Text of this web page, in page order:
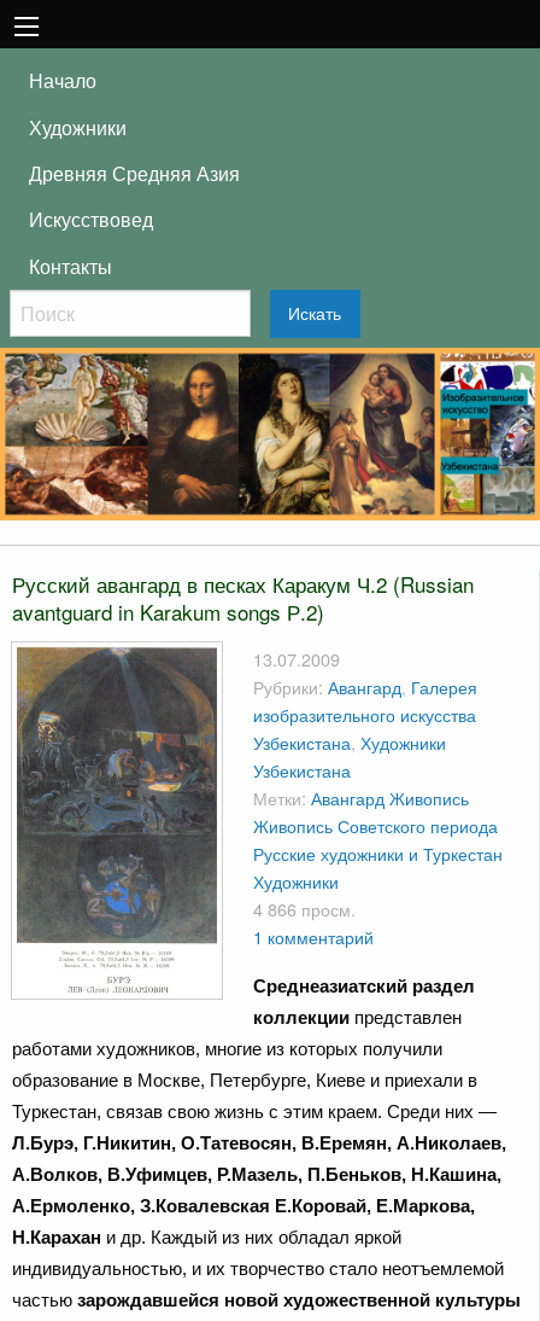
Начало
Художники
Древняя Средняя Азия
Искусствовед
Контакты
Искать
Русский авангард в песках Каракум Ч.2 (Russian
avantguard in Karakum songs Р.2)
13.07.2009
Рубрики: Авангард, Галерея
изобразительного искусства
Узбекистана, Художники
Узбекистана
Метки: Авангард Живопись
Живопись Советского периода
Русские художники и Туркестан
Художники
4 866 просм.
1 комментарий
Среднеазиатский раздел
коллекциипредставлен
работами художников, многие из которых получили
образование в Москве, Петербурге, Киеве и приехали в
Туркестан, связав свою жизнь с этим краем. Среди них —
Л.Бурэ, Г.Никитин, О.Татевосян, В.Еремян, А.Николаев,
А.Волков, В.Уфимцев, Р.Мазель, П.Беньков, Н.Кашина,
А.Ермоленко, З.Ковалевская Е.Коровай, Е.Маркова,
Н.Карахан и др. Каждый из них обладал яркой
индивидуальностью, и их творчество стало неотъемлемой
частью зарождавшейся новой художественной культуры